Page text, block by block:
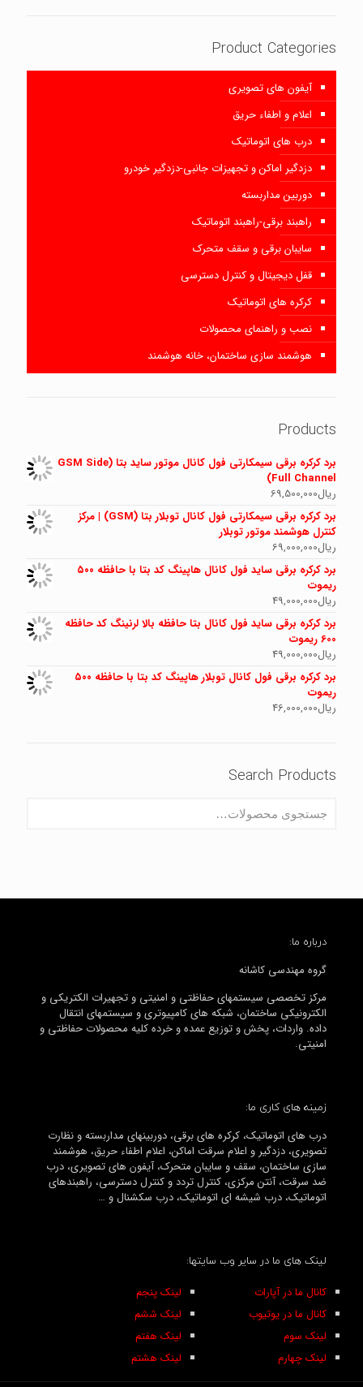
Product Categories
آیفون های تصویری
اعلام و اطفاء حریق
درب های اتوماتیک
دزدگیر اماکن و تجهیزات جانبی-دزدگیر خودرو
دوربین مداربسته
راهبند برقی-راهبند اتوماتیک
سایبان برقی و سقف متحرک
قفل دیجیتال و کنترل دسترسی
کرکره های اتوماتیک
نصب و راهنمای محصولات
هوشمند سازی ساختمان، خانه هوشمند
Products
برد کرکره برقی سیمکارتی فول کانال موتور ساید بتا (GSM Side
Full Channel)
ریال69,500,000
برد کرکره برقی سیمکارتی فول کانال توبلار بتا (GSM) | مرکز
کنترل هوشمند موتور توبلار
ریال69,000,000
برد کرکره برقی ساید فول کانال هاپینگ کد بتا با حافظه ۵۰۰
ریموت
ریال49,000,000
برد کرکره برقی ساید فول کانال بتا حافظه بالا لرنینگ کد حافظه
600 ریموت
ریال49,000,000
برد کرکره برقی فول کانال توبلار هاپینگ کد بتا با حافظه ۵۰۰
ریموت
ریال46,000,000
Search Products
درباره ما:
گروه مهندسی کاشانه
مرکز تخصصی سیستمهای حفاظتی و امنیتی و تجهیرات الکتریکی و
الکترونیکی ساختمان، شبکه های کامپیوتری و سیستمهای انتقال
داده. واردات، پخش و توزیع عمده و خرده کلیه محصولات حفاظتی و
امنیتی.
زمینه های کاری ما:
درب های اتوماتیک، کرکره های برقی، دوربینهای مداربسته و نظارت
تصویری، دزدگیر و اعلام سرقت اماکن، اعلام اطفاء حریق، هوشمند
سازی ساختمان، سقف و سایبان متحرک، آیفون های تصویری، درب
ضد سرقت، آنتن مرکزی، کنترل تردد و کنترل دسترسی، راهبندهای
اتوماتیک، درب شیشه ای اتوماتیک، درب سکشنال و …
لینک های ما در سایر وب سایتها:
لینک پنجم
لینک ششم
لینک هفتم
لینک هشتم
کانال ما در آپارات
کانال ما در یوتیوب
لینک سوم
لینک چهارم